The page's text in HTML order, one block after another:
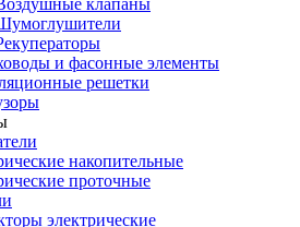
клапаны
и фасонные элементы
решетки
накопительные
проточные
электрические